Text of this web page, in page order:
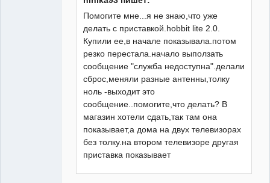
Помогите мне...я не знаю,что уже
делать с приставкой.hobbit lite 2.0.
Купили ее,в начале показывала.потом
резко перестала.начало выползать
сообщение "служба недоступна".делали
сброс,меняли разные антенны,толку
ноль -выходит это
сообщение..помогите,что делать? В
магазин хотели сдать,так там она
показывает,а дома на двух телевизорах
без толку.на втором телевизоре другая
приставка показывает